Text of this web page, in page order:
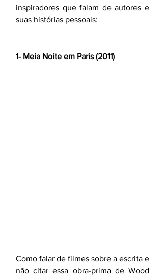
inspiradores que falam de autores e
suas histórias pessoais:
1- Meia Noite em Paris (2011)
Como falar de filmes sobre a escrita e
não citar essa obra-prima de Wood